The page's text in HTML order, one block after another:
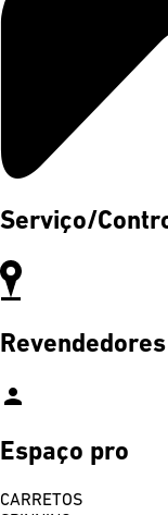
Serviço/
Revendedores
person
Espaço pro
CARRETOS